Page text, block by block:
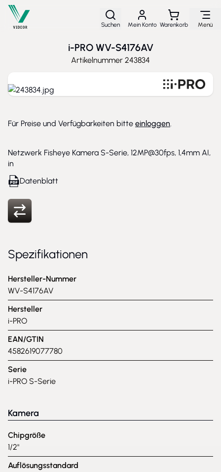
Direkt zum Inhalt
Suchen Mein Konto Warenkorb Menü
i-PRO WV-S4176AV
Artikelnummer 243834
Netzwerk Fisheye Kamera S-Serie, 12MP@30fps, 1,4mm AI,
in
Für Preise und Verfügbarkeiten bitte einloggen.
Datenblatt
Spezifikationen
Hersteller-Nummer
WV-S4176AV
Hersteller
i-PRO
EAN/GTIN
4582619077780
Serie
i-PRO S-Serie
Kamera
Chipgröße
1/2"
Auflösungsstandard